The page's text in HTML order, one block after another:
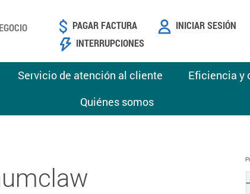
Servicio de atención al cliente Eficiencia y
Quiénes somos
PAGAR FACTURA
INICIAR SESIÓN
INTERRUPCIONES